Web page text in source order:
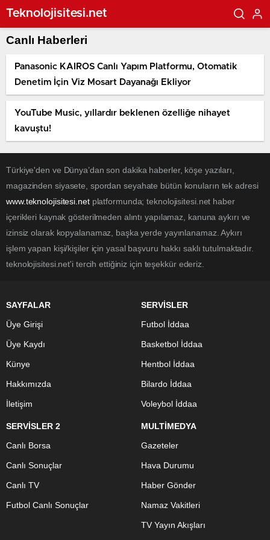
Teknolojisitesi.net
Canlı Haberleri
Panasonic KAIROS Canlı Yapım Platformu, Otomatik
Denetim İçin Viz Mosart Dayanağı Ekliyor
YouTube Music, yıllardır beklenen özelliğe nihayet
kavuştu!
Türkiye'den ve Dünya’dan son dakika haberler, köşe yazıları,
magazinden siyasete, spordan seyahate bütün konuların tek adresi
www.teknolojisitesi.netplatformunda; teknolojisitesi.net haber
içerikleri kaynak gösterilmeden alıntı yapılamaz, kanuna aykırı ve
izinsiz olarak kopyalanamaz, başka yerde yayınlanamaz. Aykırı
işlem yapan kişi/kişiler için yasal başvuru hakkı saklı tutulmaktadır.
teknolojisitesi.net'i tercih ettiğiniz için teşekkür ederiz.
SAYFALAR
Üye Girişi
Üye Kaydı
Künye
Hakkımızda
İletişim
SERVİSLER
Futbol İddaa
Basketbol İddaa
Hentbol İddaa
Bilardo İddaa
Voleybol İddaa
SERVİSLER 2
Canlı Borsa
Canlı Sonuçlar
Canlı TV
Futbol Canlı Sonuçlar
MULTİMEDYA
Gazeteler
Hava Durumu
Haber Gönder
Namaz Vakitleri
TV Yayın Akışları